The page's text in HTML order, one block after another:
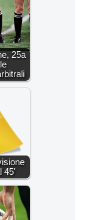
25a
45'